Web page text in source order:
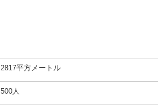
2817平方メートル
500人